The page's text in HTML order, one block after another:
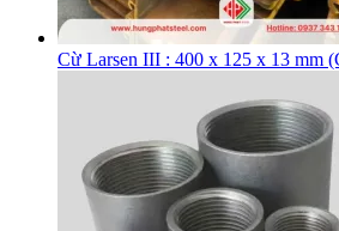
Cừ Larsen III : 400 x 125 x 13 mm